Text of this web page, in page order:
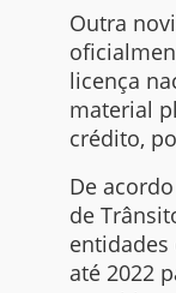
Outra
licença
material
crédito,
De
de
até 2022